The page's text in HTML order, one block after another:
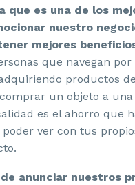
que es una de los
nuestro
mejores
que navegan
productos
un objeto a
es el ahorro que
ver con tus
anunciar nuestros